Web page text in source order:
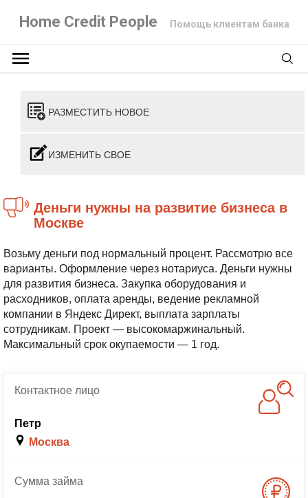
Home Credit People Помощь клиентам банка
РАЗМЕСТИТЬ НОВОЕ
ИЗМЕНИТЬ СВОЕ
Деньги нужны на развитие бизнеса в
Москве
Возьму деньги под нормальный процент. Рассмотрю все
варианты. Оформление через нотариуса. Деньги нужны
для развития бизнеса. Закупка оборудования и
расходников, оплата аренды, ведение рекламной
компании в Яндекс Директ, выплата зарплаты
сотрудникам. Проект — высокомаржинальный.
Максимальный срок окупаемости — 1 год.
Контактноелицо
Петр
Москва
Суммазайма